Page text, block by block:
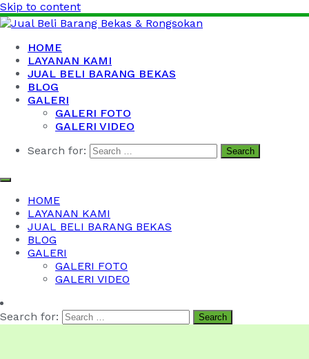
Skip to content
Jual Beli Barang Bekas & Rongsokan
Barang Bekas Kantor, Kabel Bekas, Besi Tua dan Logam
Bekas
HOME
LAYANAN KAMI
JUAL BELI BARANG BEKAS
BLOG
GALERI
GALERI FOTO
GALERI VIDEO
Search for:
HOME
LAYANAN KAMI
JUAL BELI BARANG BEKAS
BLOG
GALERI
GALERI FOTO
GALERI VIDEO
Search for: